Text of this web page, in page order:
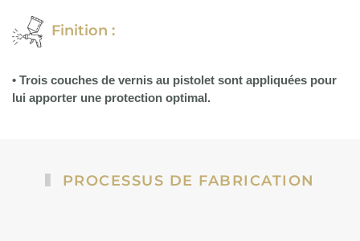
Finition :
• Trois couches de vernis au pistolet sont appliquées pour
lui apporter une protection optimal.
PROCESSUS DE FABRICATION